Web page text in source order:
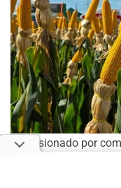
Impulsionado por